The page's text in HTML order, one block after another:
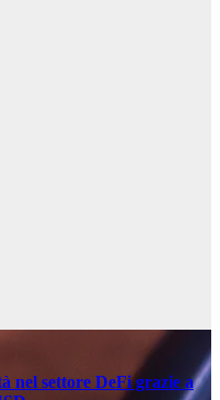
nel settore DeFi grazie a